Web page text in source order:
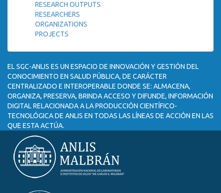
RESEARCH OUTPUTS
RESEARCHERS
ORGANIZATIONS
PROJECTS
EL SGC-ANLIS ES UN ESPACIO DE INNOVACIÓN Y GESTIÓN DEL
CONOCIMIENTO EN SALUD PÚBLICA, DE CARÁCTER
CENTRALIZADO E INTEROPERABLE DONDE SE: ALMACENA,
ORGANIZA, PRESERVA, BRINDA ACCESO Y DIFUNDE, INFORMACIÓN
DIGITAL RELACIONADA A LA PRODUCCIÓN CIENTÍFICO-
TECNOLÓGICA DE ANLIS EN TODAS LAS LÍNEAS DE ACCIÓN EN LAS
QUE ESTA ACTÚA.